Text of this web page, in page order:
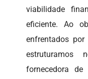
viabilidade
eficiente. Ao
enfrentados por
estruturamos
fornecedora